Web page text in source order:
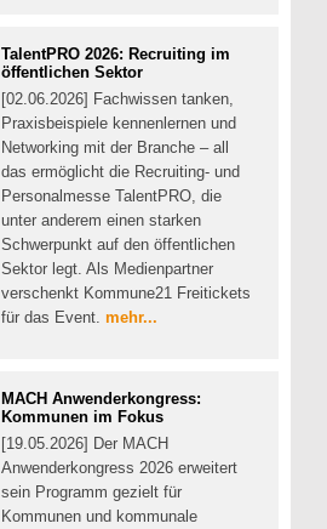
TalentPRO 2026: Recruiting im
öffentlichen Sektor
[02.06.2026] Fachwissen tanken,
Praxisbeispiele kennenlernen und
Networking mit der Branche – all
das ermöglicht die Recruiting- und
Personalmesse TalentPRO, die
unter anderem einen starken
Schwerpunkt auf den öffentlichen
Sektor legt. Als Medienpartner
verschenkt Kommune21 Freitickets
für das Event. mehr...
MACH Anwenderkongress:
Kommunen im Fokus
[19.05.2026] Der MACH
Anwenderkongress 2026 erweitert
sein Programm gezielt für
Kommunen und kommunale